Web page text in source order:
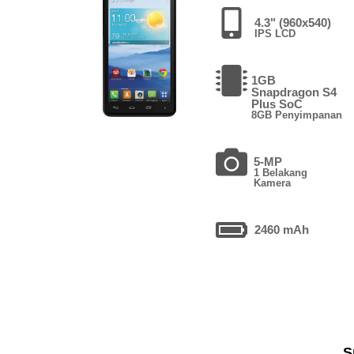
4.3" (960x540)
IPS LCD
1GB
Snapdragon S4
Plus SoC
8GB Penyimpanan
5-MP
1 Belakang
Kamera
2460 mAh